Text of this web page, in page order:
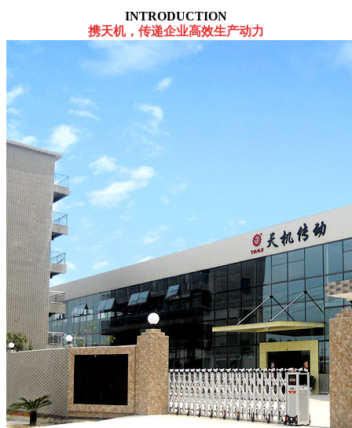
INTRODUCTION
携天机，传递企业高效生产动力